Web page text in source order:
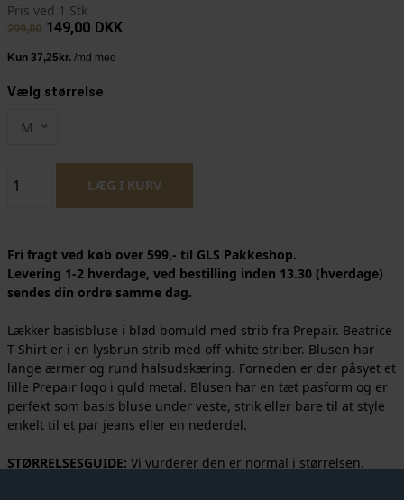
Pris ved 1 Stk
299,00 149,00 DKK
Vælg størrelse
M
Fri fragt ved køb over 599,- til GLS Pakkeshop.
Levering 1-2 hverdage, ved bestilling inden 13.30 (hverdage)
sendes din ordre samme dag.
Lækker basisbluse i blød bomuld med strib fra Prepair. Beatrice
T-Shirt er i en lysbrun strib med off-white striber. Blusen har
lange ærmer og rund halsudskæring. Forneden er der påsyet et
lille Prepair logo i guld metal. Blusen har en tæt pasform og er
perfekt som basis bluse under veste, strik eller bare til at style
enkelt til et par jeans eller en nederdel.
STØRRELSESGUIDE: Vi vurderer den er normal i størrelsen.